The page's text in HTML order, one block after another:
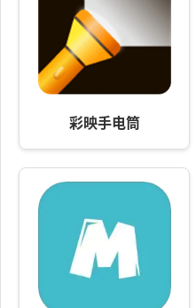
彩映手电筒